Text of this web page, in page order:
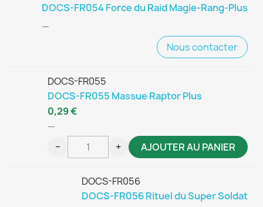
DOCS-FR054 Force du Raid Magie-Rang-Plus
—
Nous contacter
DOCS-FR055
DOCS-FR055 Massue Raptor Plus
—
0,29 €
− + AJOUTER AU PANIER
DOCS-FR056
DOCS-FR056 Rituel du Super Soldat